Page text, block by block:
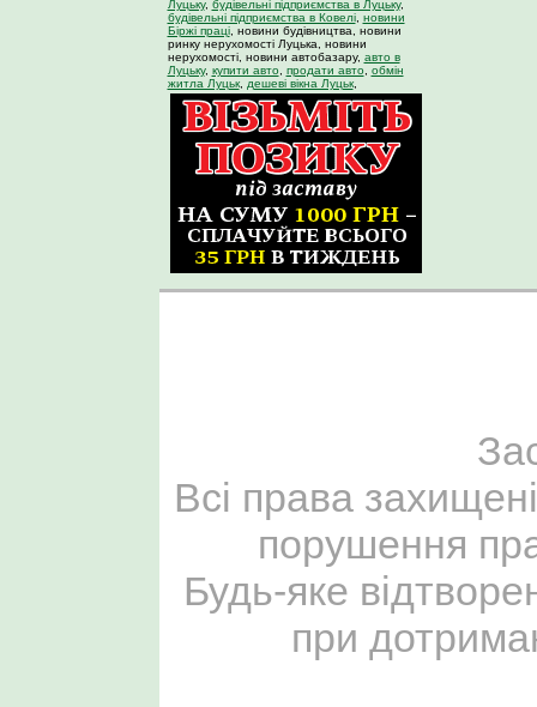
Луцьку, будівельні підприємства в Луцьку,
будівельні підприємства в Ковелі, новини
Біржі праці, новини будівництва, новини
ринку нерухомості Луцька, новини
нерухомості, новини автобазару, авто в
Луцьку, купити авто, продати авто, обмін
житла Луцьк, дешеві вікна Луцьк,
Всі права
порушення
Будь-яке
при